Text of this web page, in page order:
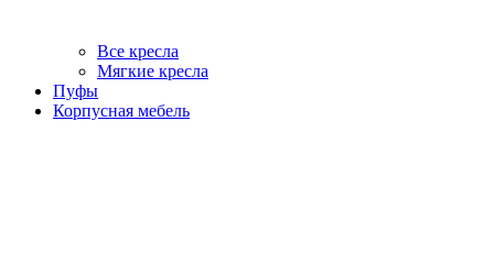
Все кресла
Мягкие кресла
Пуфы
Корпусная мебель